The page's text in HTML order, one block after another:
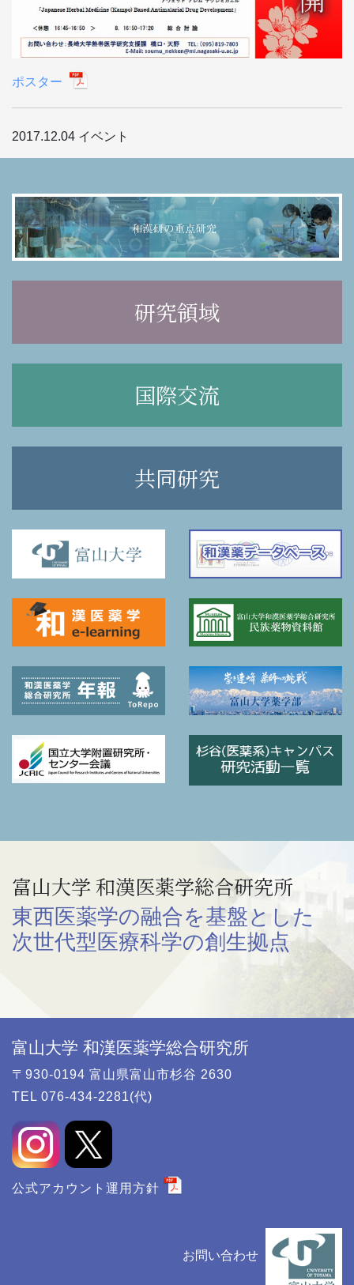
ポスター
2017.12.04 イベント
研究領域
国際交流
共同研究
富山大学 和漢医薬学総合研究所
東西医薬学の融合を基盤とした
次世代型医療科学の創生拠点
富山大学 和漢医薬学総合研究所
〒930-0194 富山県富山市杉谷 2630
TEL 076-434-2281(代)
公式アカウント運用方針
お問い合わせ